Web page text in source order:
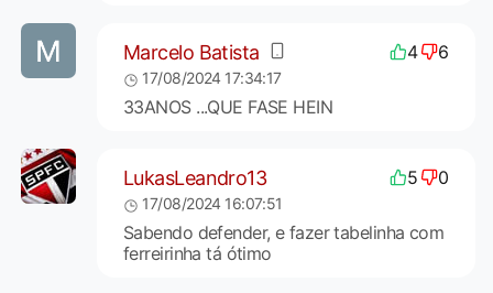
Marcelo Batista 4 6
17/08/2024 17:34:17
33ANOS ...QUE FASE HEIN
LukasLeandro13 5 0
17/08/2024 16:07:51
Sabendo defender, e fazer tabelinha com
ferreirinha tá ótimo